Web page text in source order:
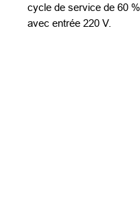
cycle de service de 60
avec entrée 220 V.